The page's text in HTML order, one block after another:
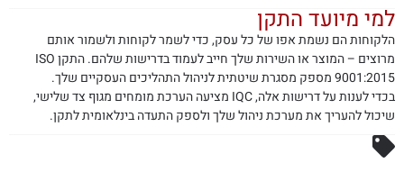
מיועד התקן
הם נשמת אפו של כל עסק, כדי לשמר לקוחות ולשמור אותם
מרוצים – המוצר או השירות שלך חייב לעמוד בדרישות שלהם. התקן ISO
מסגרת שיטתית לניהול התהליכים העסקיים שלך.
בכדי לענות על דרישות אלה, IQC מציעה הערכת מומחים מגוף צד שלישי,
להעריך את מערכת ניהול שלך ולספק התעדה בינלאומית לתקן.